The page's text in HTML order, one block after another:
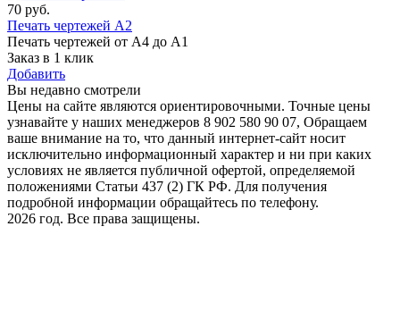
70 руб.
Печать чертежей А2
Печать чертежей от А4 до А1
Заказ в 1 клик
Добавить
Вы недавно смотрели
Цены на сайте являются ориентировочными. Точные цены
узнавайте у наших менеджеров 8 902 580 90 07, Обращаем
ваше внимание на то, что данный интернет-сайт носит
исключительно информационный характер и ни при каких
условиях не является публичной офертой, определяемой
положениями Статьи 437 (2) ГК РФ. Для получения
подробной информации обращайтесь по телефону.
2026 год. Все права защищены.